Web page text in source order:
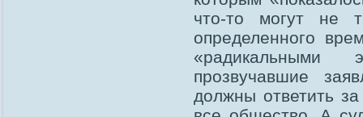
что-то могут не
определенного
«радикальными
прозвучавшие
должны ответить